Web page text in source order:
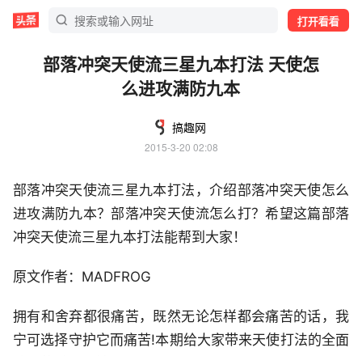
打开看看
部落冲突天使流三星九本打法 天使怎
么进攻满防九本
搞趣网
2015-3-20 02:08
部落冲突天使流三星九本打法，介绍部落冲突天使怎么
进攻满防九本？部落冲突天使流怎么打？希望这篇部落
冲突天使流三星九本打法能帮到大家！
原文作者：MADFROG
拥有和舍弃都很痛苦，既然无论怎样都会痛苦的话，我
宁可选择守护它而痛苦!本期给大家带来天使打法的全面